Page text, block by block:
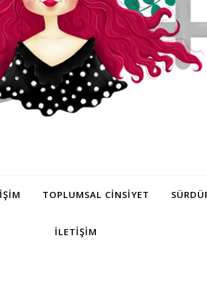
TOPLUMSAL CINSIYET
İLETIŞIM